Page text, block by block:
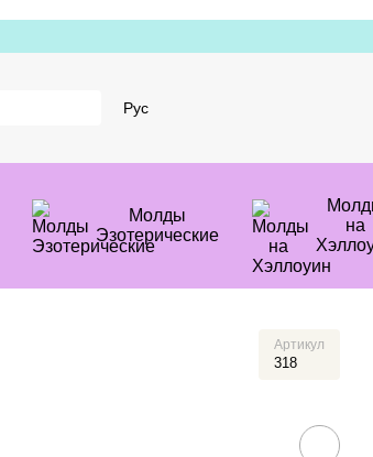
Рус
Молды
Эзотерические
на
Артикул
318